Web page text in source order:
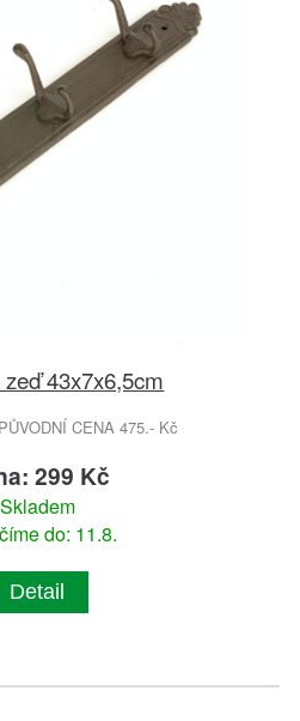
43x7x6,5cm
CENA 475.- Kč
299 Kč
Skladem
do: 11.8.
Detail